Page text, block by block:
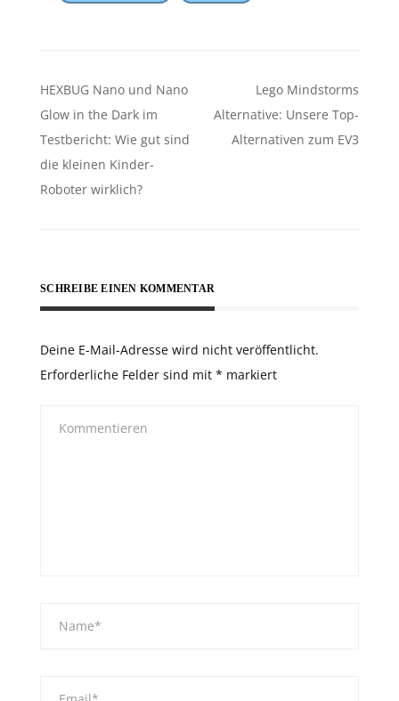
Beitragsnavigation
HEXBUG Nano und Nano
Glow in the Dark im
Testbericht: Wie gut sind
die kleinen Kinder-
Roboter wirklich?
Lego Mindstorms
Alternative: Unsere Top-
Alternativen zum EV3
SCHREIBE EINEN KOMMENTAR
Deine E-Mail-Adresse wird nicht veröffentlicht.
Erforderliche Felder sind mit * markiert